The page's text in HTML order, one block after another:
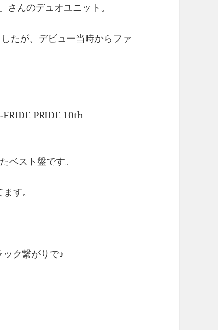
んのデュオユニット。
たが、デビュー当時からファ
PRIDE 10th
ベスト盤です。
す。
ク繋がりで♪